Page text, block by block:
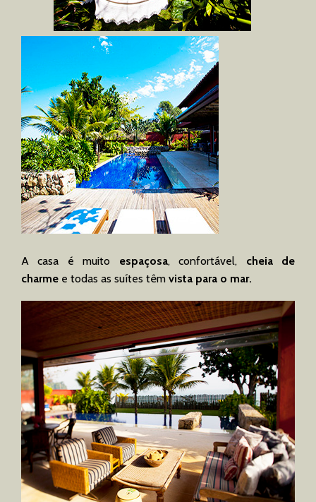
A casa é muito espaçosa, confortável, cheia de
charme e todas as suítes têm vista para o mar.